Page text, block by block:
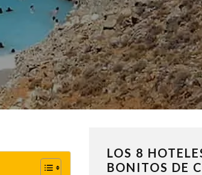
LOS 8
BONITOS DE